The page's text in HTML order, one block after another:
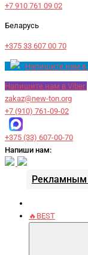
+7 910 761 09 02
Беларусь
+375 33 607 00 70
Напишите нам в
Напишите нам в Viber
zakaz@new-ton.org
+7 (910) 761-09-02
+375 (33) 607-00-70
Напиши нам:
Рекламным
🔥BEST